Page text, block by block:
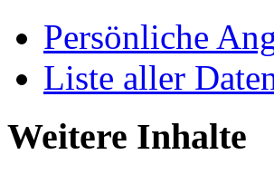
Persönliche
Liste aller
Weitere Inhalte